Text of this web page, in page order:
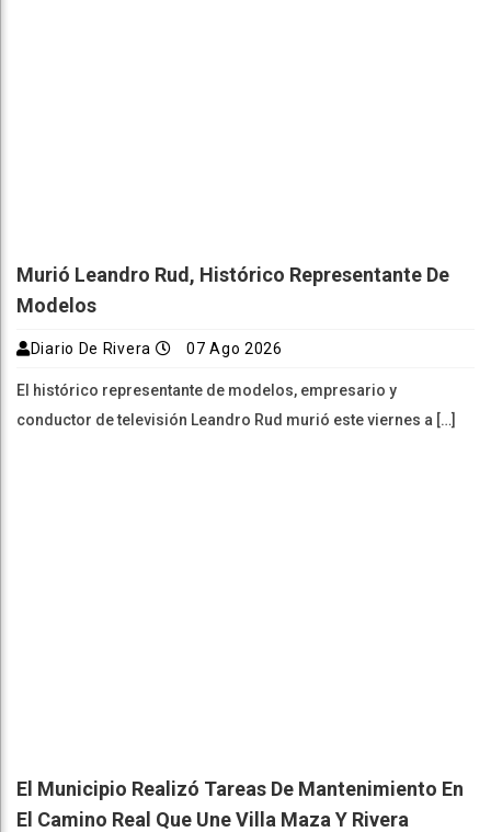
Murió Leandro Rud, Histórico Representante De
Modelos
Diario De Rivera 07 Ago 2026
El histórico representante de modelos, empresario y
conductor de televisión Leandro Rud murió este viernes a […]
El Municipio Realizó Tareas De Mantenimiento En
El Camino Real Que Une Villa Maza Y Rivera